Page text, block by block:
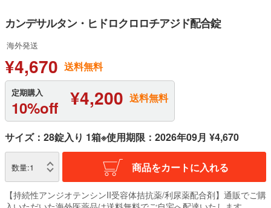
カンデサルタン・ヒドロクロロチアジド配合錠
海外発送
¥4,670 送料無料
定期購入
10%off ¥4,200 送料無料
サイズ：28錠入り 1箱※使用期限：2026年09月 ¥4,670
数量:1 商品をカートに入れる
【持続性アンジオテンシンII受容体拮抗薬/利尿薬配合剤】通販でご購